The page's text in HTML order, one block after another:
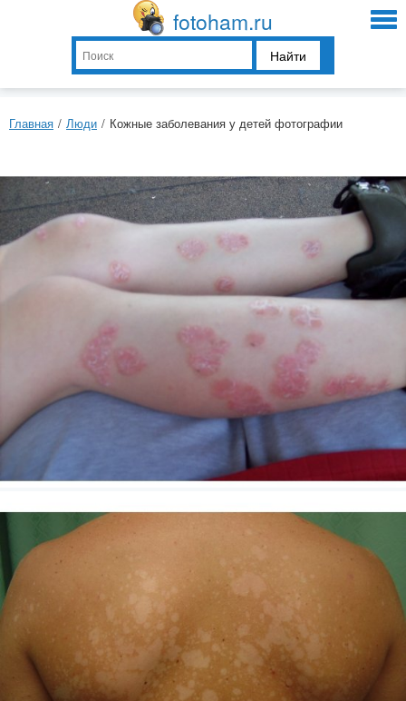
fotoham.ru
Найти
Главная / Люди / Кожные заболевания у детей фотографии